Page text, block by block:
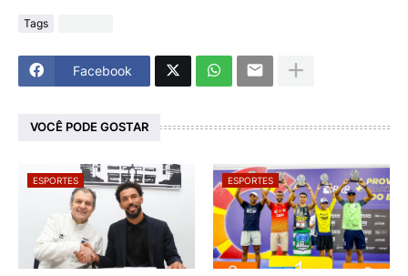
Tags
Facebook
VOCÊ PODE GOSTAR
ESPORTES ESPORTES